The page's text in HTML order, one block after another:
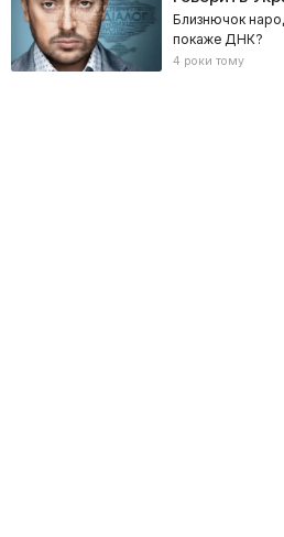
Близнючок
покаже ДНК?
4 роки тому